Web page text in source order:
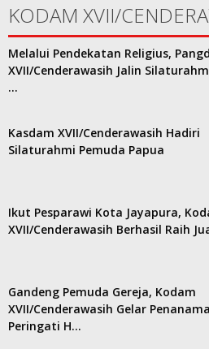
KODAM XVII/
Melalui Pendekatan Religius,
XVII/Cenderawasih Jalin
…
Kasdam XVII/Cenderawasih Hadiri
Silaturahmi Pemuda Papua
Ikut Pesparawi Kota Jayapura,
XVII/Cenderawasih Berhasil Raih
Gandeng Pemuda Gereja, Kodam
XVII/Cenderawasih Gelar
Peringati H…